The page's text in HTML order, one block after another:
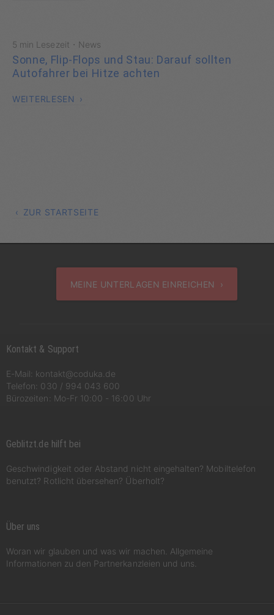
5 min Lesezeit · News
Sonne, Flip-Flops und Stau: Darauf sollten
Autofahrer bei Hitze achten
WEITERLESEN
ZUR STARTSEITE
MEINE UNTERLAGEN EINREICHEN ›
Kontakt & Support
E-Mail: kontakt@coduka.de
Telefon: 030 / 994 043 600
Bürozeiten: Mo-Fr 10:00 - 16:00 Uhr
Geblitzt.de hilft bei
Geschwindigkeit oder Abstand nicht eingehalten? Mobiltelefon
benutzt? Rotlicht übersehen? Überholt?
Über uns
Woran wir glauben und was wir machen. Allgemeine
Informationen zu den Partnerkanzleien und uns.